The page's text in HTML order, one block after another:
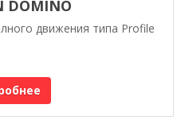
DOMINO
движения типа Profile